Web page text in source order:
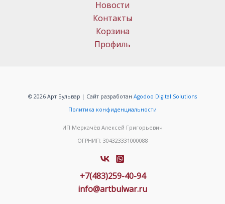
Новости
Контакты
Корзина
Профиль
© 2026 Арт Бульвар | Сайт разработан Agodoo Digital Solutions
Политика конфиденциальности
ИП Меркачёв Алексей Григорьевич
ОГРНИП: 304323331000088
+7(483)259-40-94
info@artbulwar.ru